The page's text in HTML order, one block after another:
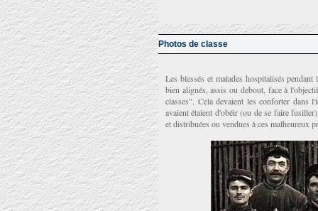
Photos de classe
Les blessés et malades hospitalisés
bien alignés, assis ou debout, face à
classes". Cela devaient les conforter dans
avaient étaient d'obéir (ou de se faire
et distribuées ou vendues à ces malheureux